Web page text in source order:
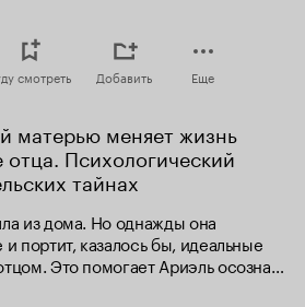
смотреть Добавить Еще
матерью меняет жизнь
Психологический
тайнах
из дома. Но однажды она
портит, казалось бы, идеальные
Это помогает Ариэль осознать